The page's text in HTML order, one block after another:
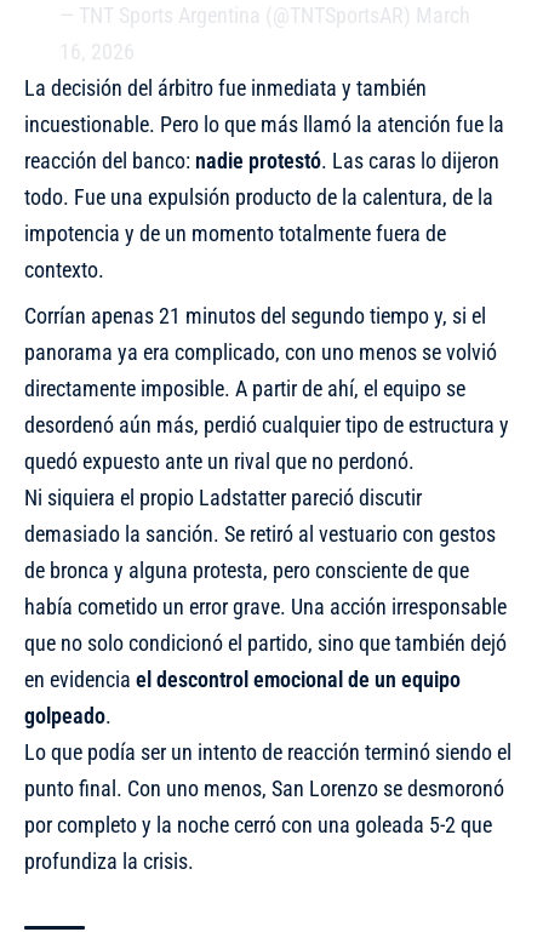
— TNT Sports Argentina (@TNTSportsAR) March
16, 2026
La decisión del árbitro fue inmediata y también
incuestionable. Pero lo que más llamó la atención fue la
reacción del banco: nadie protestó. Las caras lo dijeron
todo. Fue una expulsión producto de la calentura, de la
impotencia y de un momento totalmente fuera de
contexto.
Corrían apenas 21 minutos del segundo tiempo y, si el
panorama ya era complicado, con uno menos se volvió
directamente imposible. A partir de ahí, el equipo se
desordenó aún más, perdió cualquier tipo de estructura y
quedó expuesto ante un rival que no perdonó.
Ni siquiera el propio Ladstatter pareció discutir
demasiado la sanción. Se retiró al vestuario con gestos
de bronca y alguna protesta, pero consciente de que
había cometido un error grave. Una acción irresponsable
que no solo condicionó el partido, sino que también dejó
en evidencia el descontrol emocional de un equipo
golpeado.
Lo que podía ser un intento de reacción terminó siendo el
punto final. Con uno menos, San Lorenzo se desmoronó
por completo y la noche cerró con una goleada 5-2 que
profundiza la crisis.